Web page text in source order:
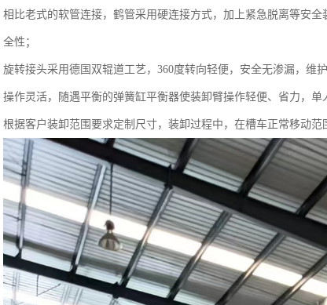
相比老式的软管连接，鹤管采用硬连接方式，加上紧急脱离等安
全性；
旋转接头采用德国双辊道工艺，360度转向轻便，安全无渗漏，维护
操作灵活，随遇平衡的弹簧缸平衡器使装卸臂操作轻便、省力，单
根据客户装卸范围要求定制尺寸，装卸过程中，在槽车正常移动范